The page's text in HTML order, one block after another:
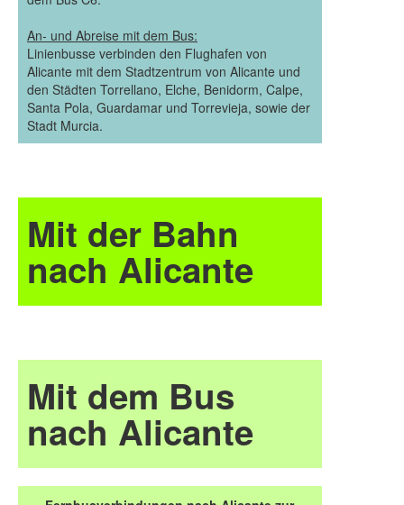
An- und Abreise mit dem Bus:
Linienbusse verbinden den Flughafen von
Alicante mit dem Stadtzentrum von Alicante und
den Städten Torrellano, Elche, Benidorm, Calpe,
Santa Pola, Guardamar und Torrevieja, sowie der
Stadt Murcia.
Mit der Bahn
nach Alicante
Mit dem Bus
nach Alicante